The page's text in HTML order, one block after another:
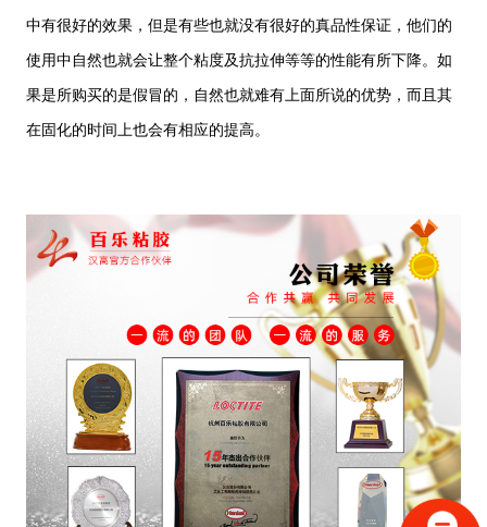
中有很好的效果，但是有些也就没有很好的真品性保证，他们的
使用中自然也就会让整个粘度及抗拉伸等等的性能有所下降。如
果是所购买的是假冒的，自然也就难有上面所说的优势，而且其
在固化的时间上也会有相应的提高。